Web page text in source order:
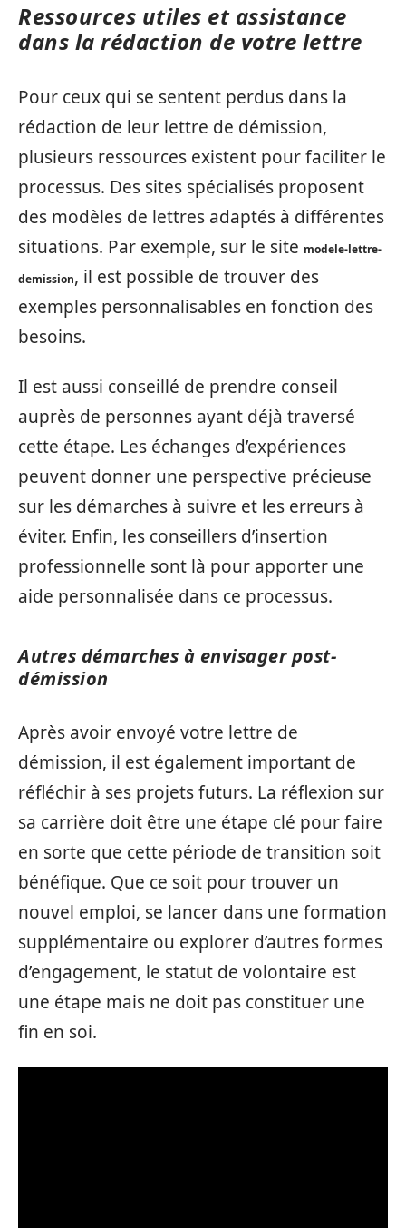
Ressources utiles et assistance
dans la rédaction de votre lettre
Pour ceux qui se sentent perdus dans la
rédaction de leur lettre de démission,
plusieurs ressources existent pour faciliter le
processus. Des sites spécialisés proposent
des modèles de lettres adaptés à différentes
situations. Par exemple, sur le site modele-lettre-
demission, il est possible de trouver des
exemples personnalisables en fonction des
besoins.
Il est aussi conseillé de prendre conseil
auprès de personnes ayant déjà traversé
cette étape. Les échanges d’expériences
peuvent donner une perspective précieuse
sur les démarches à suivre et les erreurs à
éviter. Enfin, les conseillers d’insertion
professionnelle sont là pour apporter une
aide personnalisée dans ce processus.
Autres démarches à envisager post-
démission
Après avoir envoyé votre lettre de
démission, il est également important de
réfléchir à ses projets futurs. La réflexion sur
sa carrière doit être une étape clé pour faire
en sorte que cette période de transition soit
bénéfique. Que ce soit pour trouver un
nouvel emploi, se lancer dans une formation
supplémentaire ou explorer d’autres formes
d’engagement, le statut de volontaire est
une étape mais ne doit pas constituer une
fin en soi.